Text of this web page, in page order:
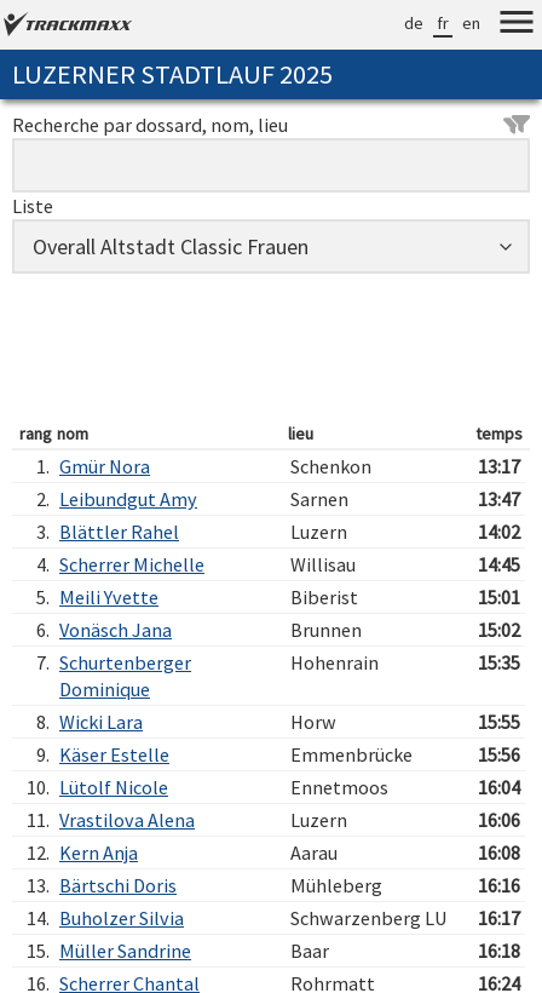
de fr en
LUZERNER STADTLAUF 2025
Recherche par dossard, nom, lieu
Liste
rang nom lieu temps
1. Gmür Nora Schenkon
13:17
2. Leibundgut Amy Sarnen
13:47
3. Blättler Rahel Luzern
14:02
4. Scherrer Michelle Willisau
14:45
5. Meili Yvette Biberist
15:01
6. Vonäsch Jana Brunnen
15:02
7. Schurtenberger
Dominique
Hohenrain 15:35
8. Wicki Lara Horw
15:55
9. Käser Estelle Emmenbrücke
15:56
10. Lütolf Nicole Ennetmoos
16:04
11. Vrastilova Alena Luzern
16:06
12. Kern Anja Aarau
16:08
13. Bärtschi Doris Mühleberg
16:16
14. Buholzer Silvia Schwarzenberg LU
16:17
15. Müller Sandrine Baar
16:18
16. Scherrer Chantal Rohrmatt
16:24